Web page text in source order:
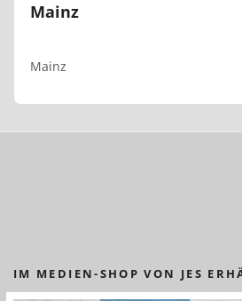
Mainz
Mainz
IM MEDIEN-SHOP VON JES